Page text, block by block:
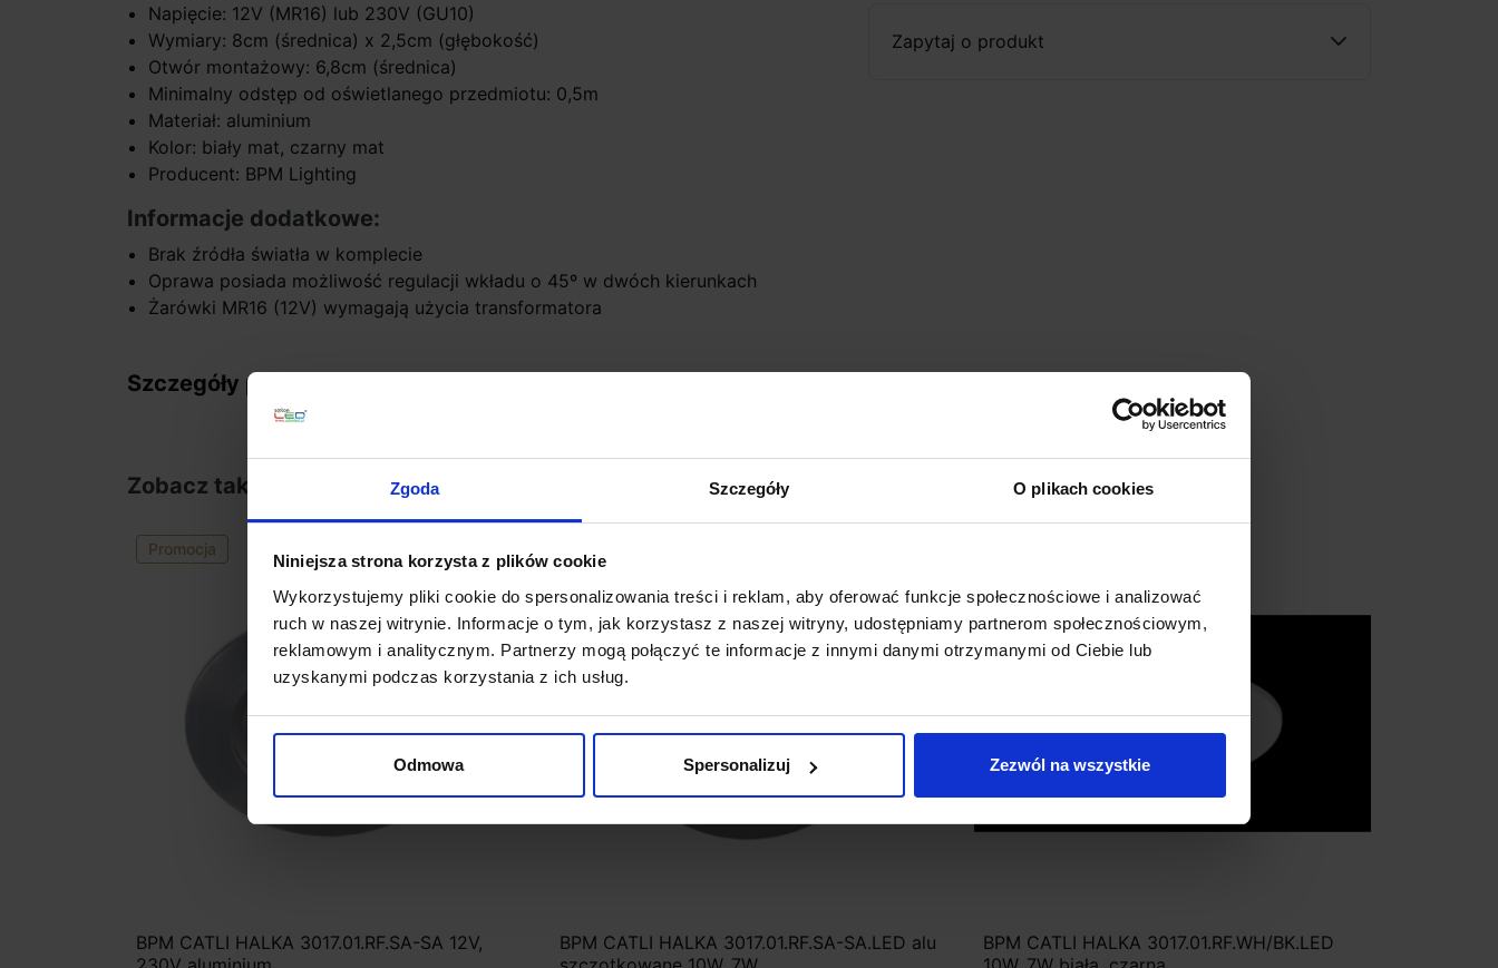
Zgoda Szczegóły O plikach cookies
Niniejsza strona korzysta z plików cookie
Wykorzystujemy pliki cookie do spersonalizowania treści i reklam, aby oferować funkcje społecznościowe i analizować
ruch w naszej witrynie. Informacje o tym, jak korzystasz z naszej witryny, udostępniamy partnerom społecznościowym,
reklamowym i analitycznym. Partnerzy mogą połączyć te informacje z innymi danymi otrzymanymi od Ciebie lub
uzyskanymi podczas korzystania z ich usług.
Odmowa Spersonalizuj Zezwól na wszystkie
Zapytaj o produkt
Napięcie: 12V (MR16) lub 230V (GU10)
Wymiary: 8cm (średnica) x 2,5cm (głębokość)
Otwór montażowy: 6,8cm (średnica)
Minimalny odstęp od oświetlanego przedmiotu: 0,5m
Materiał: aluminium
Kolor: biały mat, czarny mat
Producent: BPM Lighting
Informacje dodatkowe:
Brak źródła światła w komplecie
Oprawa posiada możliwość regulacji wkładu o 45º w dwóch kierunkach
Żarówki MR16 (12V) wymagają użycia transformatora
Szczegóły produktu
Zobacz także
Promocja
BPM CATLI HALKA 3017.01.RF.SA-SA 12V,
BPM CATLI HALKA 3017.01.RF.SA-SA.LED alu
BPM CATLI HALKA 3017.01.RF.WH/BK.LED